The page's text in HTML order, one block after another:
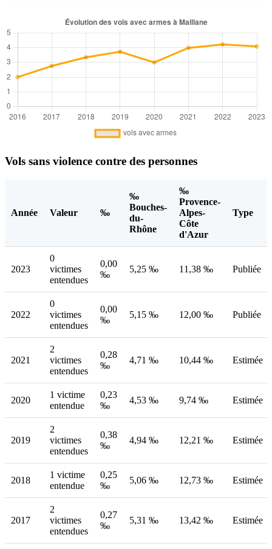
Vols sans violence contre des personnes
Année Valeur ‰
‰
Bouches-
du-
Rhône
‰
Provence-
Alpes-
Côte
d'Azur
Type
2023
0
victimes
entendues
0,00
‰
5,25 ‰ 11,38 ‰ Publiée
2022
0
victimes
entendues
0,00
‰
5,15 ‰ 12,00 ‰ Publiée
2021
2
victimes
entendues
0,28
‰
4,71 ‰ 10,44 ‰ Estimée
2020
1 victime
entendue
0,23
‰
4,53 ‰ 9,74 ‰ Estimée
2019
2
victimes
entendues
0,38
‰
4,94 ‰ 12,21 ‰ Estimée
2018
1 victime
entendue
0,25
‰
5,06 ‰ 12,73 ‰ Estimée
2017
2
victimes
entendues
0,27
‰
5,31 ‰ 13,42 ‰ Estimée